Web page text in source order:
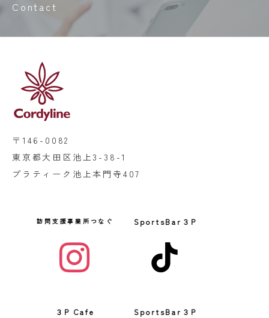
Contact
〒146-0082
東京都大田区池上3-38-1
プラティーク池上本門寺407